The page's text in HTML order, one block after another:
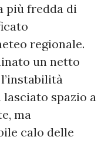
più fredda di
regionale.
un netto
spazio a
ma
calo delle